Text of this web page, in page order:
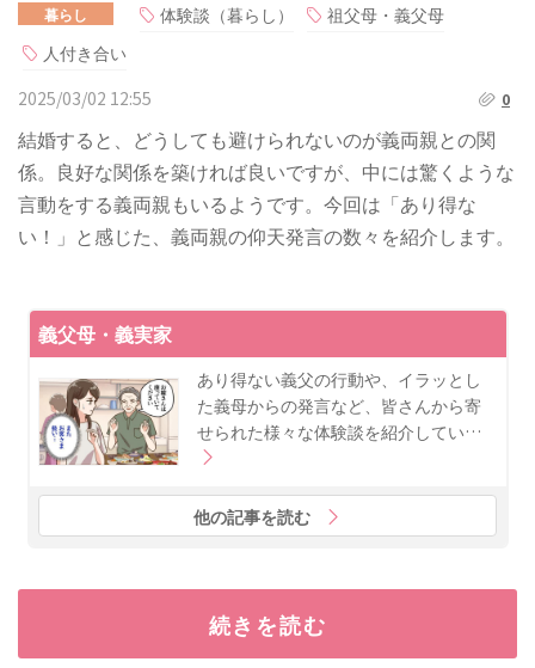
暮らし 体験談（暮らし）
祖父母・義父母
人付き合い
2025/03/02 12:55
0
結婚すると、どうしても避けられないのが義両親との関
係。良好な関係を築ければ良いですが、中には驚くような
言動をする義両親もいるようです。今回は「あり得な
い！」と感じた、義両親の仰天発言の数々を紹介します。
義父母・義実家
あり得ない義父の行動や、イラッとし
た義母からの発言など、皆さんから寄
せられた様々な体験談を紹介してい…
他の記事を読む
続きを読む